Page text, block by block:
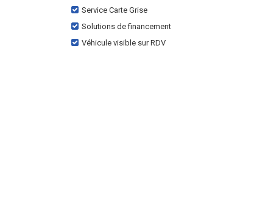
Service Carte Grise
Solutions de financement
Véhicule visible sur RDV